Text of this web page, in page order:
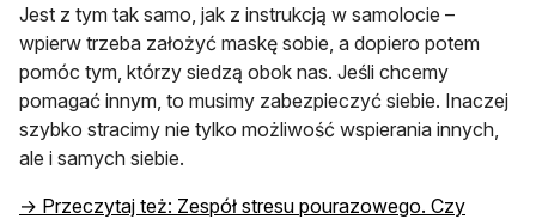
Jest z tym tak samo, jak z instrukcją w samolocie –
wpierw trzeba założyć maskę sobie, a dopiero potem
pomóc tym, którzy siedzą obok nas. Jeśli chcemy
pomagać innym, to musimy zabezpieczyć siebie. Inaczej
szybko stracimy nie tylko możliwość wspierania innych,
ale i samych siebie.
→ Przeczytaj też: Zespół stresu pourazowego. Czy